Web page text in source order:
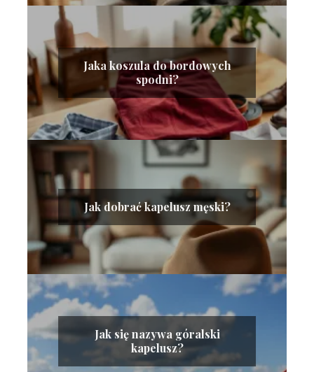
Jaka koszula do bordowych
spodni?
Jak dobrać kapelusz męski?
Jak się nazywa góralski
kapelusz?